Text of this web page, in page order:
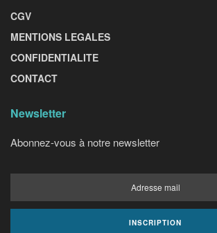
CGV
MENTIONS LEGALES
CONFIDENTIALITE
CONTACT
Newsletter
Abonnez-vous à notre newsletter